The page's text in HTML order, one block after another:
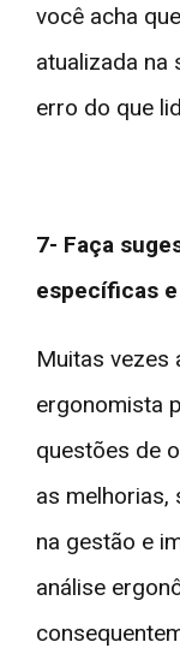
você acha
atualizada na
erro do que
7- Faça
específicas
Muitas vezes
ergonomista
questões de
as melhorias,
na gestão e
análise